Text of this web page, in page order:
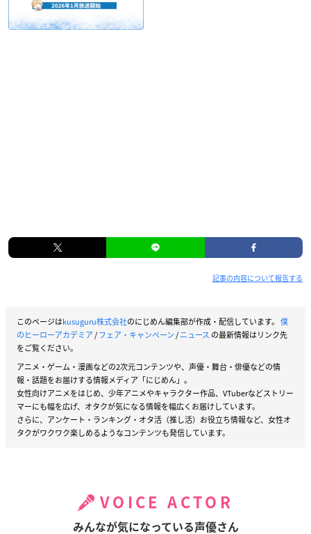
※商品仕様・内容・デザインは予告なく変更になる場合が
ございます。
シリーズNo.1ヒットを記録した劇場版第3弾がBlu-rayで登
場！
ヒロアカ史上最大の危機（ミッション）にヒーローたちが
立ち向かう―。
彼らが各国に仕掛けた、“個性”を暴走させ崩壊に導く爆弾
＜個性因子誘発爆弾(イディオトリガーボム)＞から
記事の内容について報告する
このページはkusuguru株式会社のにじめん編集部が作成・配信しています。 僕
のヒーローアカデミア/フェア・キャンペーン/ニュース の最新情報はリンク先
をご覧ください。
アニメ・ゲーム・漫画などの2次元コンテンツや、声優・舞台・俳優などの情
報・話題をお届けする情報メディア「にじめん」。
女性向けアニメをはじめ、少年アニメやキャラクター作品、VTuberなどストリー
マーにも幅を広げ、オタクが気になる情報を幅広くお届けしています。
さらに、アンケート・ランキング・オタ活（推し活）お役立ち情報など、女性オ
タクがワクワク楽しめるようなコンテンツも発信しています。
VOICE ACTOR
みんなが気になっている声優さん